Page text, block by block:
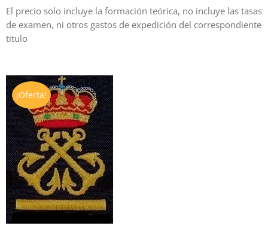
El precio solo incluye la formación teórica, no incluye las tasas
de examen, ni otros gastos de expedición del correspondiente
titulo
¡Oferta!